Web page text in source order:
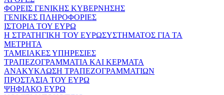
ΦΟΡΕΙΣ ΓΕΝΙΚΗΣ ΚΥΒΕΡΝΗΣΗΣ
ΓΕΝΙΚΕΣ ΠΛΗΡΟΦΟΡΙΕΣ
ΙΣΤΟΡΙΑ ΤΟΥ ΕΥΡΩ
Η ΣΤΡΑΤΗΓΙΚΗ ΤΟΥ ΕΥΡΩΣΥΣΤΗΜΑΤΟΣ ΓΙΑ ΤΑ
ΜΕΤΡΗΤΑ
ΤΑΜΕΙΑΚΕΣ ΥΠΗΡΕΣΙΕΣ
ΤΡΑΠΕΖΟΓΡΑΜΜΑΤΙΑ ΚΑΙ ΚΕΡΜΑΤΑ
ΑΝΑΚΥΚΛΩΣΗ ΤΡΑΠΕΖΟΓΡΑΜΜΑΤΙΩΝ
ΠΡΟΣΤΑΣΙΑ ΤΟΥ ΕΥΡΩ
ΨΗΦΙΑΚΟ ΕΥΡΩ